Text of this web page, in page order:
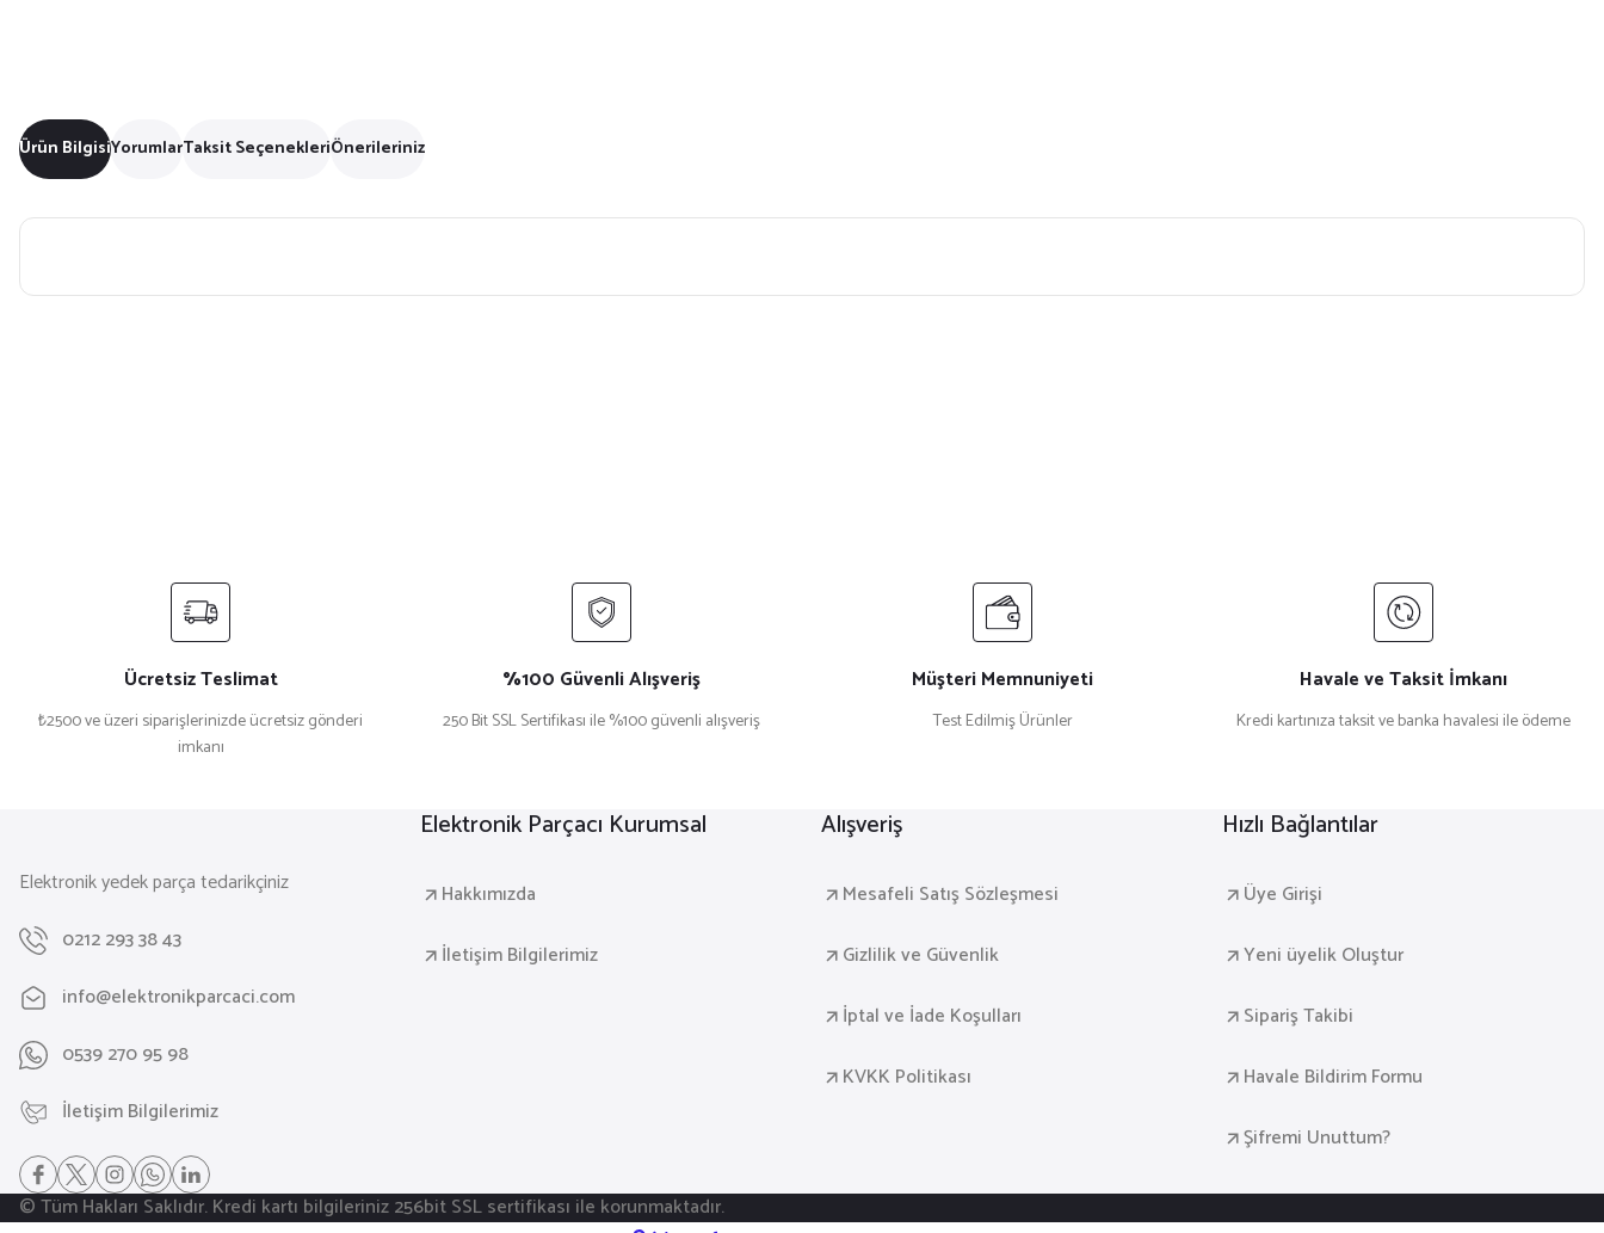
Ürün BilgisiYorumlarTaksit SeçenekleriÖnerileriniz
Bu ürüne benzer farklı alternatifler olmalı.
Ücretsiz Teslimat
₺2500 ve üzeri siparişlerinizde ücretsiz gönderi
imkanı
%100 Güvenli Alışveriş
250 Bit SSL Sertifikası ile %100 güvenli alışveriş
Müşteri Memnuniyeti
Test Edilmiş Ürünler
Havale ve Taksit İmkanı
Kredi kartınıza taksit ve banka havalesi ile ödeme
Elektronik yedek parça tedarikçiniz
0212 293 38 43
info@elektronikparcaci.com
0539 270 95 98
İletişim Bilgilerimiz
Elektronik Parçacı Kurumsal
Hakkımızda
İletişim Bilgilerimiz
Alışveriş
Mesafeli Satış Sözleşmesi
Gizlilik ve Güvenlik
İptal ve İade Koşulları
KVKK Politikası
Hızlı Bağlantılar
Üye Girişi
Yeni üyelik Oluştur
Sipariş Takibi
Havale Bildirim Formu
Şifremi Unuttum?
© Tüm Hakları Saklıdır. Kredi kartı bilgileriniz 256bit SSL sertifikası ile korunmaktadır.